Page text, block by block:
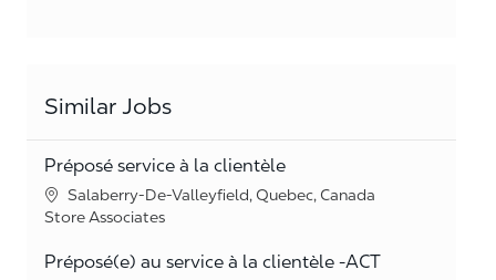
Similar Jobs
Préposé service à la clientèle
Location
Salaberry-De-Valleyfield, Quebec, Canada
Category
Store Associates
Préposé(e) au service à la clientèle -ACT